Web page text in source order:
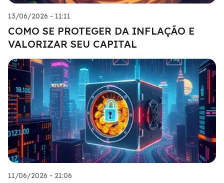
13/06/2026 - 11:11
COMO SE PROTEGER DA INFLAÇÃO E
VALORIZAR SEU CAPITAL
11/06/2026 - 21:06